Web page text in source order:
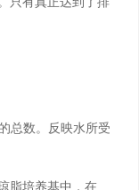
总数。反映水所受
脂培养基中，在